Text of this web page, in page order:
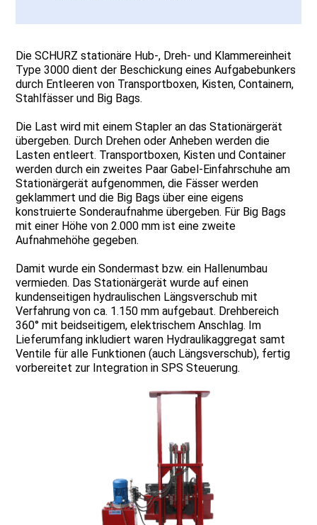
Die SCHURZ stationäre Hub-, Dreh- und Klammereinheit
Type 3000 dient der Beschickung eines Aufgabebunkers
durch Entleeren von Transportboxen, Kisten, Containern,
Stahlfässer und Big Bags.
Die Last wird mit einem Stapler an das Stationärgerät
übergeben. Durch Drehen oder Anheben werden die
Lasten entleert. Transportboxen, Kisten und Container
werden durch ein zweites Paar Gabel-Einfahrschuhe am
Stationärgerät aufgenommen, die Fässer werden
geklammert und die Big Bags über eine eigens
konstruierte Sonderaufnahme übergeben. Für Big Bags
mit einer Höhe von 2.000 mm ist eine zweite
Aufnahmehöhe gegeben.
Damit wurde ein Sondermast bzw. ein Hallenumbau
vermieden. Das Stationärgerät wurde auf einen
kundenseitigen hydraulischen Längsverschub mit
Verfahrung von ca. 1.150 mm aufgebaut. Drehbereich
360° mit beidseitigem, elektrischem Anschlag. Im
Lieferumfang inkludiert waren Hydraulikaggregat samt
Ventile für alle Funktionen (auch Längsverschub), fertig
vorbereitet zur Integration in SPS Steuerung.